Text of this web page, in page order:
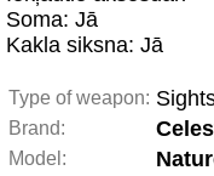
Soma: Jā
Kakla siksna: Jā
Type of weapon:
Brand:
Model: